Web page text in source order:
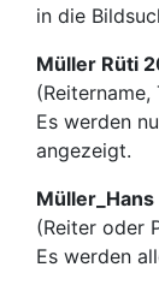
in die
Müller Rüti
Es werden
angezeigt.
Müller_Hans
(Reiter oder
Es werden